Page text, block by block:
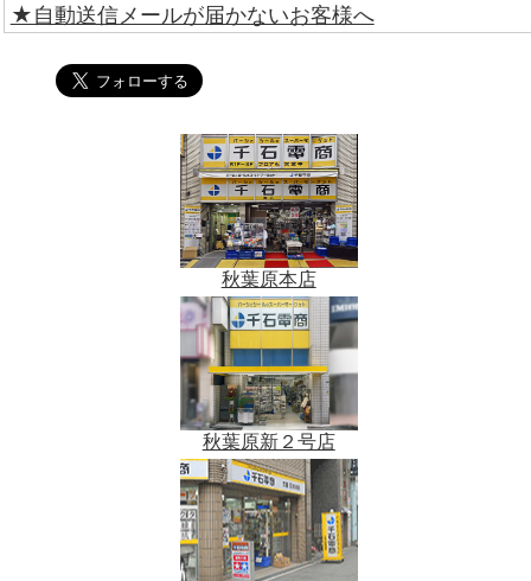
★自動送信メールが届かないお客様へ
秋葉原本店
秋葉原新２号店